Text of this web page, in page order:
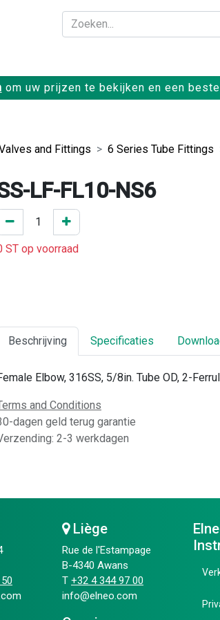
om uw prijzen te bekijken en een
and Fittings 6 Series Tube Fittings
LF-FL10-NS6
ST op voorraad
Beschrijving Specificaties
Elbow, 316SS, 5/8in. Tube OD, 2-
and Conditions
dagen geld terug garantie
2-3 werkdagen
Liège
Rue de l'Estampage
B-4340 Awans
T +32 4 344 97 00​
info@elneo.com